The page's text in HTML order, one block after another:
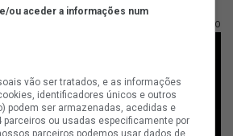
FOTO: MATHEUS LIMA/VASCO
ou aceder a informações num
vão ser tratados, e as informações
identificadores únicos e outros
podem ser armazenadas, acedidas e
parceiros ou usadas especificamente por
parceiros podemos usar dados de